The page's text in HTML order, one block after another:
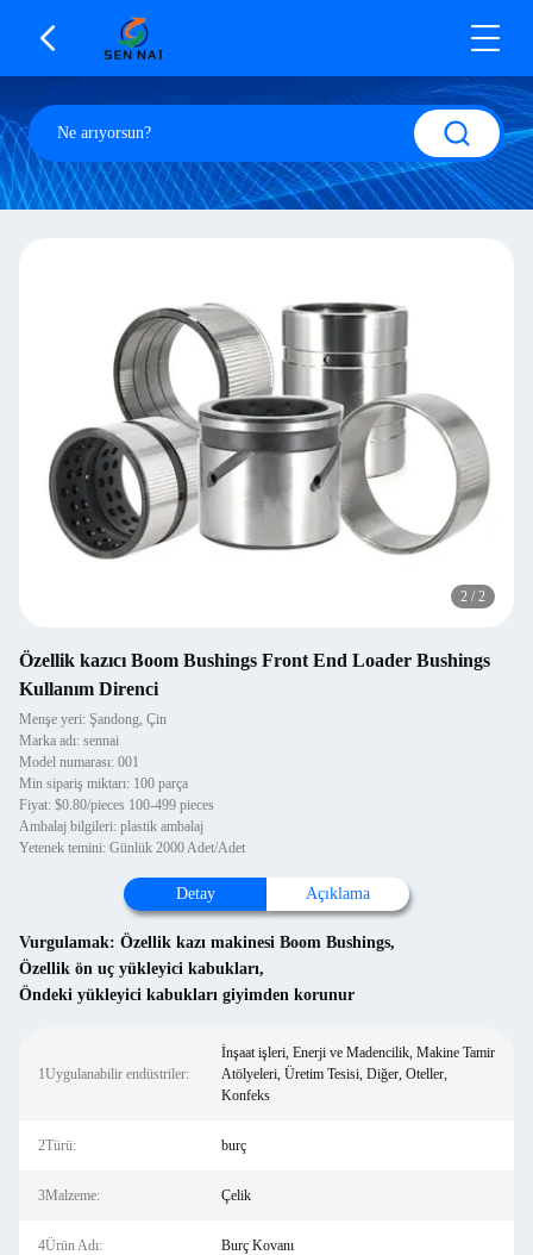
2 / 2
Özellik kazıcı Boom Bushings Front End Loader Bushings
Kullanım Direnci
Menşe yeri: Şandong, Çin
Marka adı: sennai
Model numarası: 001
Min sipariş miktarı: 100 parça
Fiyat: $0.80/pieces 100-499 pieces
Ambalaj bilgileri: plastik ambalaj
Yetenek temini: Günlük 2000 Adet/Adet
Detay Açıklama
Vurgulamak: Özellik kazı makinesi Boom Bushings,
Özellik ön uç yükleyici kabukları,
Öndeki yükleyici kabukları giyimden korunur
1Uygulanabilir endüstriler:
İnşaat işleri, Enerji ve Madencilik, Makine Tamir
Atölyeleri, Üretim Tesisi, Diğer, Oteller,
Konfeks
2Türü: burç
3Malzeme: Çelik
4Ürün Adı: Burç Kovanı